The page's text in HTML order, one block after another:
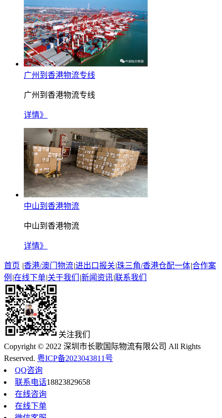
广州到香港物流专线
广州到香港物流专线
详情》
中山到香港物流
中山到香港物流
详情》
首页 |香港/澳门物流|进出口报关|珠三角/香港仓配一体|合作案
例 |在线下单|关于我们 |新闻资讯|联系我们
关注我们
Copyright © 2022 深圳市长歌国际物流有限公司 All Rights
Reserved. 粤ICP备2023043811号
QQ咨询
联系电话18823829658
在线咨询
在线下单